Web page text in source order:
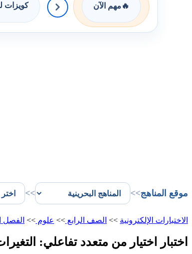
🔥 مهم الآن كويزات
موقع المناهج>>
>>
الاختبارات الإلكترونية >> الصف الرابع >> علوم >> الفصل
اختبار اختيار من متعدد تفاعلي: